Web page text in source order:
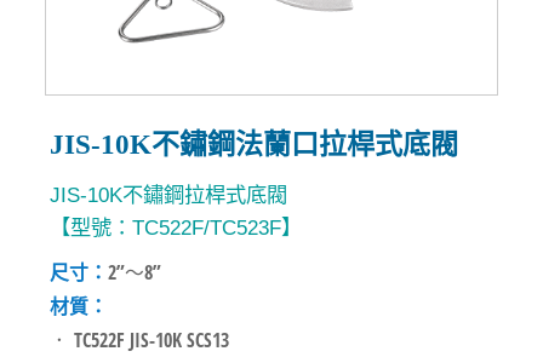
JIS-10K不鏽鋼法蘭口拉桿式底閥
JIS-10K不鏽鋼拉桿式底閥
【型號：TC522F/TC523F】
尺寸： 2”～8”
材質：
． TC522F JIS-10K SCS13